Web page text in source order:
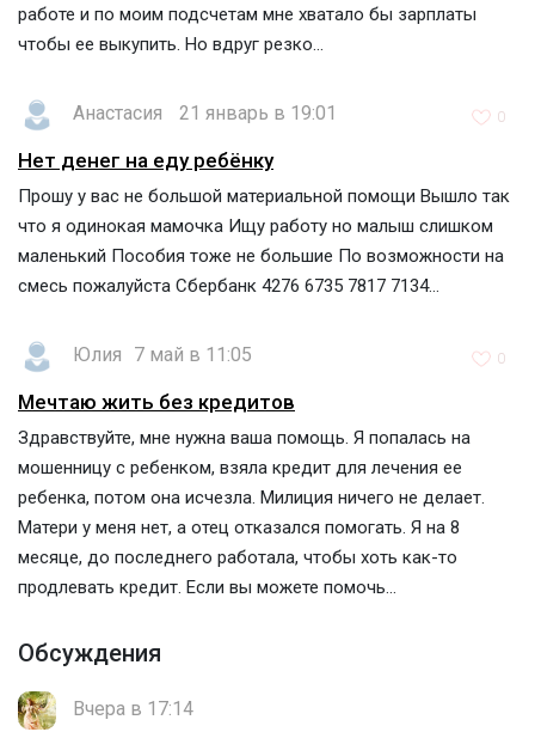
работе и по моим подсчетам мне хватало бы зарплаты
чтобы ее выкупить. Но вдруг резко...
Анастасия 21 январь в 19:01 0
Нет денег на еду ребёнку
Прошу у вас не большой материальной помощи Вышло так
что я одинокая мамочка Ищу работу но малыш слишком
маленький Пособия тоже не большие По возможности на
смесь пожалуйста Сбербанк 4276 6735 7817 7134...
Юлия 7 май в 11:05 0
Мечтаю жить без кредитов
Здравствуйте, мне нужна ваша помощь. Я попалась на
мошенницу с ребенком, взяла кредит для лечения ее
ребенка, потом она исчезла. Милиция ничего не делает.
Матери у меня нет, а отец отказался помогать. Я на 8
месяце, до последнего работала, чтобы хоть как-то
продлевать кредит. Если вы можете помочь...
Обсуждения
Вчера в 17:14